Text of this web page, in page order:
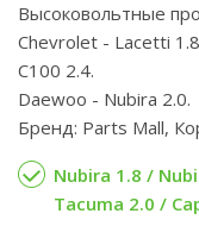
Высоковольтные
Chevrolet - Lacetti
C100 2.4.
Daewoo - Nubira 2.0.
Бренд: Parts Mall,
Nubira 1.8 /
Tacuma 2.0 /